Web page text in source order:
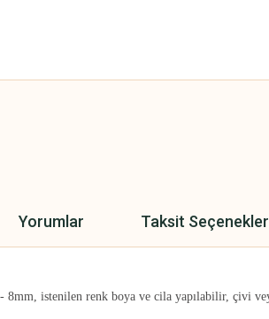
Yorumlar Taksit
8mm, istenilen renk boya ve cila yapılabilir, çivi